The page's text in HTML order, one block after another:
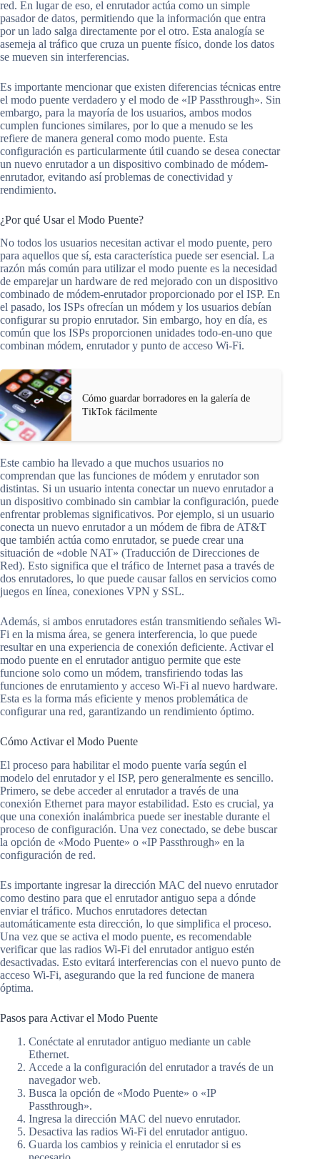
red. En lugar de eso, el enrutador actúa como un simple
pasador de datos, permitiendo que la información que entra
por un lado salga directamente por el otro. Esta analogía se
asemeja al tráfico que cruza un puente físico, donde los datos
se mueven sin interferencias.
Es importante mencionar que existen diferencias técnicas entre
el modo puente verdadero y el modo de «IP Passthrough». Sin
embargo, para la mayoría de los usuarios, ambos modos
cumplen funciones similares, por lo que a menudo se les
refiere de manera general como modo puente. Esta
configuración es particularmente útil cuando se desea conectar
un nuevo enrutador a un dispositivo combinado de módem-
enrutador, evitando así problemas de conectividad y
rendimiento.
¿Por qué Usar el Modo Puente?
No todos los usuarios necesitan activar el modo puente, pero
para aquellos que sí, esta característica puede ser esencial. La
razón más común para utilizar el modo puente es la necesidad
de emparejar un hardware de red mejorado con un dispositivo
combinado de módem-enrutador proporcionado por el ISP. En
el pasado, los ISPs ofrecían un módem y los usuarios debían
configurar su propio enrutador. Sin embargo, hoy en día, es
común que los ISPs proporcionen unidades todo-en-uno que
combinan módem, enrutador y punto de acceso Wi-Fi.
Cómo guardar borradores en la galería de
TikTok fácilmente
Este cambio ha llevado a que muchos usuarios no
comprendan que las funciones de módem y enrutador son
distintas. Si un usuario intenta conectar un nuevo enrutador a
un dispositivo combinado sin cambiar la configuración, puede
enfrentar problemas significativos. Por ejemplo, si un usuario
conecta un nuevo enrutador a un módem de fibra de AT&T
que también actúa como enrutador, se puede crear una
situación de «doble NAT» (Traducción de Direcciones de
Red). Esto significa que el tráfico de Internet pasa a través de
dos enrutadores, lo que puede causar fallos en servicios como
juegos en línea, conexiones VPN y SSL.
Además, si ambos enrutadores están transmitiendo señales Wi-
Fi en la misma área, se genera interferencia, lo que puede
resultar en una experiencia de conexión deficiente. Activar el
modo puente en el enrutador antiguo permite que este
funcione solo como un módem, transfiriendo todas las
funciones de enrutamiento y acceso Wi-Fi al nuevo hardware.
Esta es la forma más eficiente y menos problemática de
configurar una red, garantizando un rendimiento óptimo.
Cómo Activar el Modo Puente
El proceso para habilitar el modo puente varía según el
modelo del enrutador y el ISP, pero generalmente es sencillo.
Primero, se debe acceder al enrutador a través de una
conexión Ethernet para mayor estabilidad. Esto es crucial, ya
que una conexión inalámbrica puede ser inestable durante el
proceso de configuración. Una vez conectado, se debe buscar
la opción de «Modo Puente» o «IP Passthrough» en la
configuración de red.
Es importante ingresar la dirección MAC del nuevo enrutador
como destino para que el enrutador antiguo sepa a dónde
enviar el tráfico. Muchos enrutadores detectan
automáticamente esta dirección, lo que simplifica el proceso.
Una vez que se activa el modo puente, es recomendable
verificar que las radios Wi-Fi del enrutador antiguo estén
desactivadas. Esto evitará interferencias con el nuevo punto de
acceso Wi-Fi, asegurando que la red funcione de manera
óptima.
Pasos para Activar el Modo Puente
Conéctate al enrutador antiguo mediante un cable
Ethernet.
Accede a la configuración del enrutador a través de un
navegador web.
Busca la opción de «Modo Puente» o «IP
Passthrough».
Ingresa la dirección MAC del nuevo enrutador.
Desactiva las radios Wi-Fi del enrutador antiguo.
Guarda los cambios y reinicia el enrutador si es